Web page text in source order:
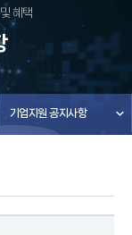
혜택
기업지원 공지사항